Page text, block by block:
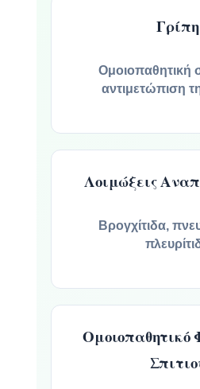
Γρίπη
Ομοιοπαθητική
αντιμετώπιση
Λοιμώξεις
Βρογχίτιδα,
Ομοιοπαθητικό